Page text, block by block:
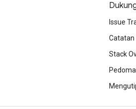
Issue
Catatan
Stack